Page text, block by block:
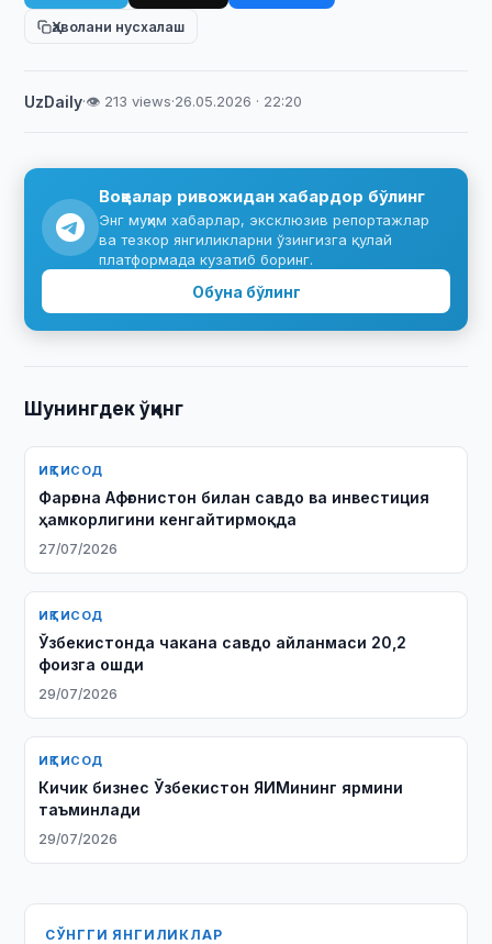
Ҳаволани нусхалаш
UzDaily·👁 213 views·26.05.2026 · 22:20
Воқеалар ривожидан хабардор бўлинг
Энг муҳим хабарлар, эксклюзив репортажлар
ва тезкор янгиликларни ўзингизга қулай
платформада кузатиб боринг.
Обуна бўлинг
Шунингдек ўқинг
ИҚТИСОД
Фарғона Афғонистон билан савдо ва инвестиция
ҳамкорлигини кенгайтирмоқда
27/07/2026
ИҚТИСОД
Ўзбекистонда чакана савдо айланмаси 20,2
фоизга ошди
29/07/2026
ИҚТИСОД
Кичик бизнес Ўзбекистон ЯИМининг ярмини
таъминлади
29/07/2026
СЎНГГИ ЯНГИЛИКЛАР